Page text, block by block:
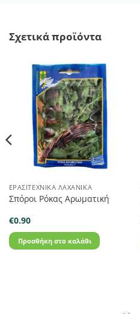
Σχετικά προϊόντα
ΕΡΑΣΙΤΕΧΝΙΚΆ ΛΑΧΑΝΙΚΆ
Σπόροι Ρόκας Αρωματική
€0.90
Προσθήκη στο καλάθι